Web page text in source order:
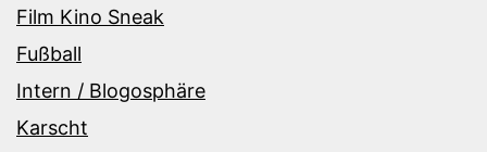
Film Kino Sneak
Fußball
Intern / Blogosphäre
Karscht